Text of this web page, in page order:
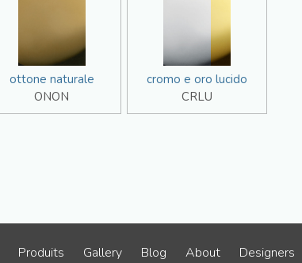
ottone naturale
ONON
cromo e oro lucido
CRLU
Produits Gallery Blog About Designers